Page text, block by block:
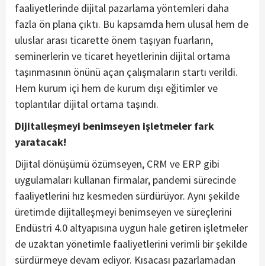
faaliyetlerinde dijital pazarlama yöntemleri daha
fazla ön plana çıktı. Bu kapsamda hem ulusal hem de
uluslar arası ticarette önem taşıyan fuarların,
seminerlerin ve ticaret heyetlerinin dijital ortama
taşınmasının önünü açan çalışmaların startı verildi.
Hem kurum içi hem de kurum dışı eğitimler ve
toplantılar dijital ortama taşındı.
Dijitalleşmeyi benimseyen işletmeler fark
yaratacak!
Dijital dönüşümü özümseyen, CRM ve ERP gibi
uygulamaları kullanan firmalar, pandemi sürecinde
faaliyetlerini hız kesmeden sürdürüyor. Aynı şekilde
üretimde dijitalleşmeyi benimseyen ve süreçlerini
Endüstri 4.0 altyapısına uygun hale getiren işletmeler
de uzaktan yönetimle faaliyetlerini verimli bir şekilde
sürdürmeye devam ediyor. Kısacası pazarlamadan